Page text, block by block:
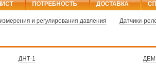
ПОТРЕБНОСТЬ ДОСТАВКА
и регулирования давления Датчики-
ДНТ-1